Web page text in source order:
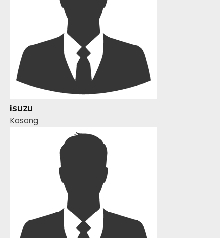
isuzu
Kosong